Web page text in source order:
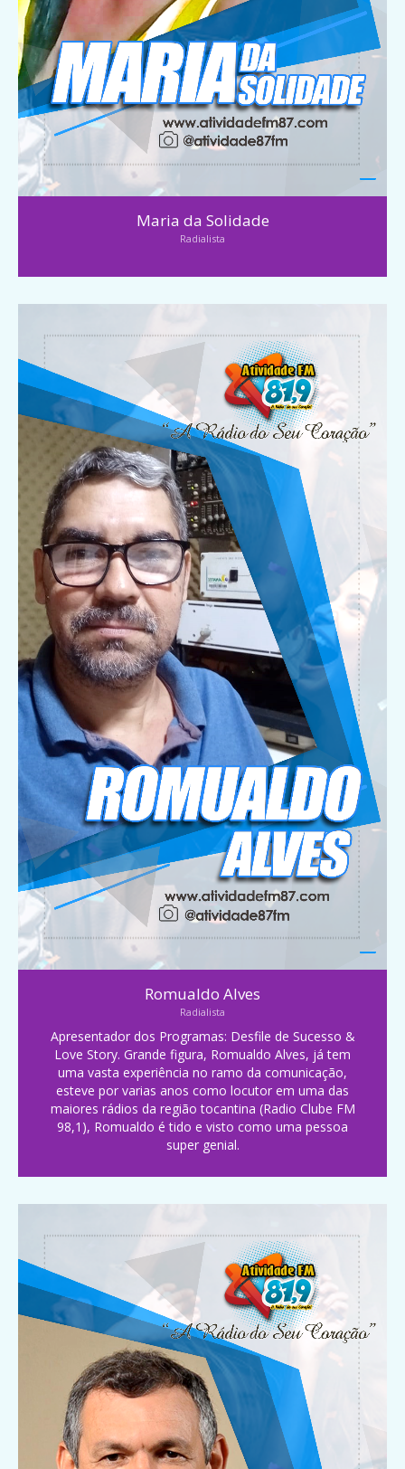
Maria da Solidade
Radialista
Romualdo Alves
Radialista
Apresentador dos Programas: Desfile de Sucesso &
Love Story. Grande figura, Romualdo Alves, já tem
uma vasta experiência no ramo da comunicação,
esteve por varias anos como locutor em uma das
maiores rádios da região tocantina (Radio Clube FM
98,1), Romualdo é tido e visto como uma pessoa
super genial.